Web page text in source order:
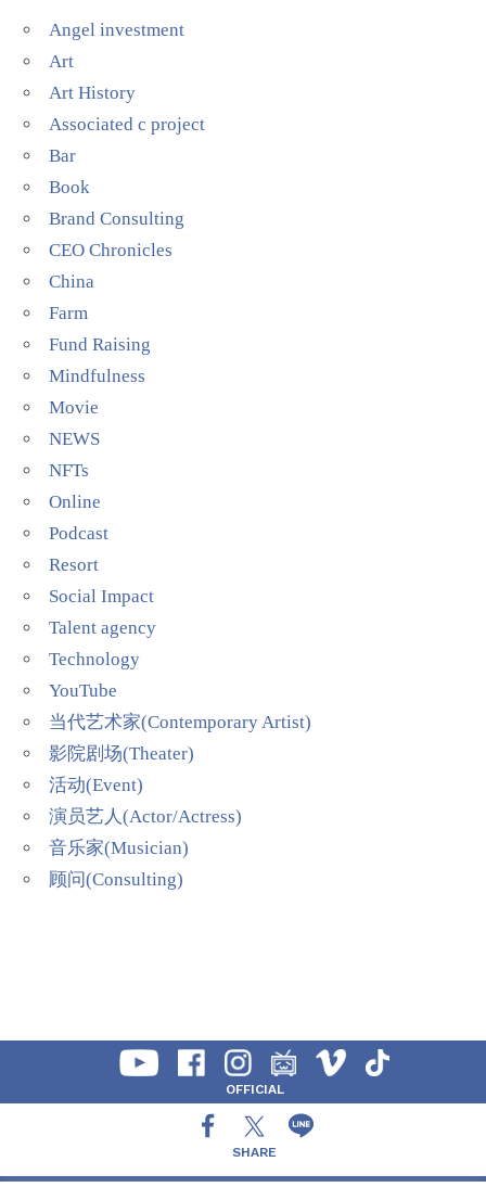
Angel investment
Art
Art History
Associated c project
Bar
Book
Brand Consulting
CEO Chronicles
China
Farm
Fund Raising
Mindfulness
Movie
NEWS
NFTs
Online
Podcast
Resort
Social Impact
Talent agency
Technology
YouTube
当代艺术家(Contemporary Artist)
影院剧场(Theater)
活动(Event)
演员艺人(Actor/Actress)
音乐家(Musician)
顾问(Consulting)
OFFICIAL
SHARE